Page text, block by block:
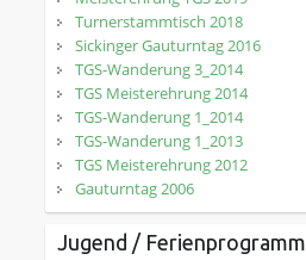
Turnerstammtisch 2018
Sickinger Gauturntag 2016
TGS-Wanderung 3_2014
TGS Meisterehrung 2014
TGS-Wanderung 1_2014
TGS-Wanderung 1_2013
TGS Meisterehrung 2012
Gauturntag 2006
Jugend / Ferienprogramm